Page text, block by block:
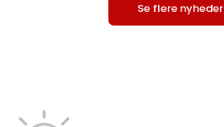
Se flere nyheder